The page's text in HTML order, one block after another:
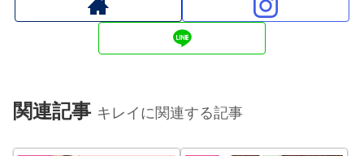
関連記事 キレイに関連する記事